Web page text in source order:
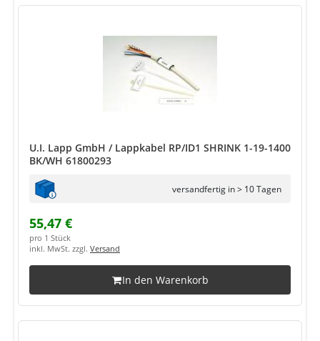
U.I. Lapp GmbH / Lappkabel RP/ID1 SHRINK 1-19-1400
BK/WH 61800293
versandfertig in > 10 Tagen
55,47 €
pro 1 Stück
inkl. MwSt. zzgl. Versand
In den Warenkorb